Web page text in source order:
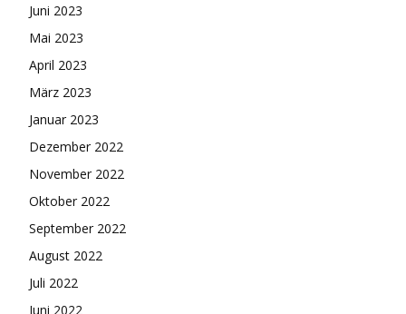
Juni 2023
Mai 2023
April 2023
März 2023
Januar 2023
Dezember 2022
November 2022
Oktober 2022
September 2022
August 2022
Juli 2022
Juni 2022